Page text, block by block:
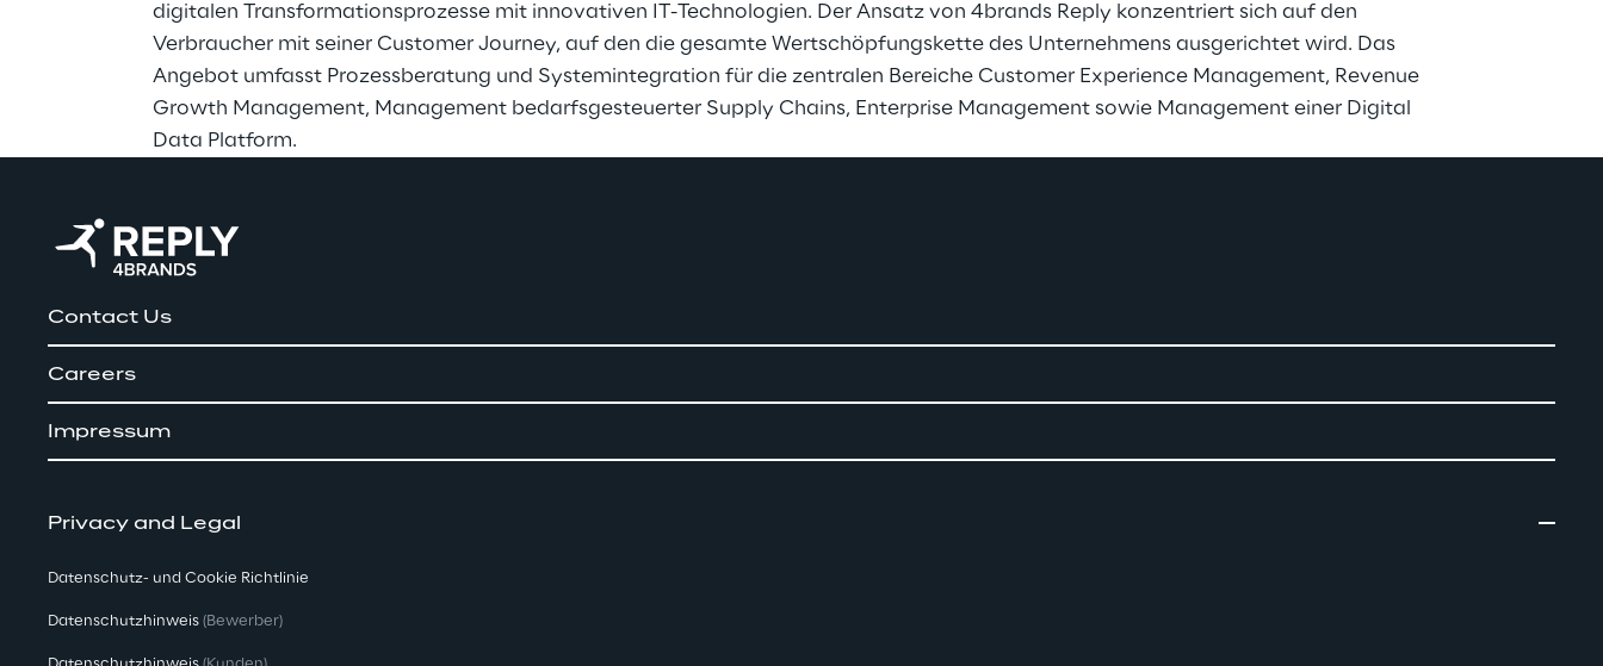
digitalen Transformationsprozesse mit innovativen IT-Technologien. Der Ansatz von 4brands Reply konzentriert sich auf den
Verbraucher mit seiner Customer Journey, auf den die gesamte Wertschöpfungskette des Unternehmens ausgerichtet wird. Das
Angebot umfasst Prozessberatung und Systemintegration für die zentralen Bereiche Customer Experience Management, Revenue
Growth Management, Management bedarfsgesteuerter Supply Chains, Enterprise Management sowie Management einer Digital
Data Platform.
Contact Us
Careers
Impressum
Privacy and Legal
Datenschutz- und Cookie Richtlinie
Datenschutzhinweis (Bewerber)